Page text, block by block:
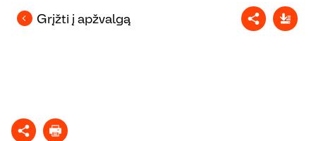
Grįžti į apžvalgą